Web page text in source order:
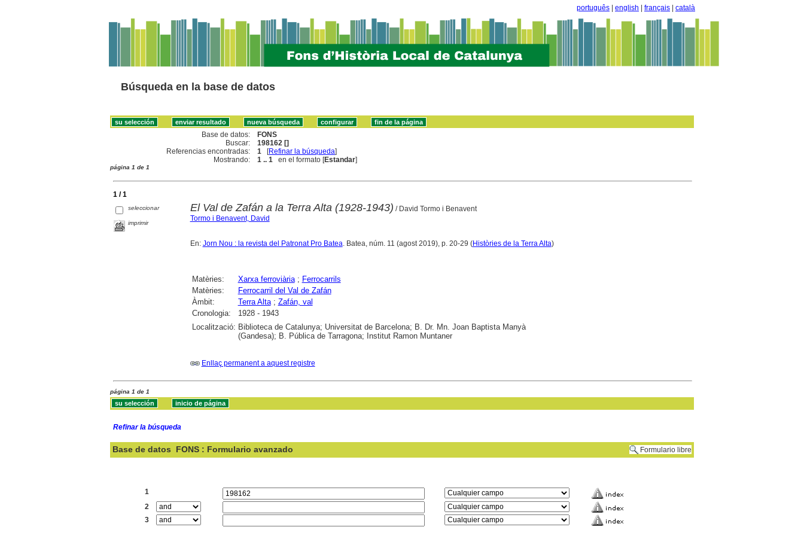
português english français català
Búsqueda en la base de datos
Base de datos:
FONS
Buscar:
198162 []
Referencias encontradas:
1 [Refinar la búsqueda]
Mostrando:
1 .. 1 en el formato [Estandar]
página 1 de 1
1 / 1
seleccionar
imprimir
El Val de Zafán a la Terra Alta (1928-1943) / David Tormo i Benavent
Tormo i Benavent, David
En: Jorn Nou : la revista del Patronat Pro Batea. Batea, núm. 11 (agost 2019), p. 20-29 (Històries de la Terra Alta)
Matèries: Xarxa ferroviària; Ferrocarrils
Matèries:
Ferrocarril del Val de Zafán
Àmbit:
Terra Alta; Zafán, val
Cronologia:
1928 - 1943
Localització: Biblioteca de Catalunya; Universitat de Barcelona; B. Dr. Mn. Joan Baptista Manyà
(Gandesa); B. Pública de Tarragona; Institut Ramon Muntaner
Enllaç permanent a aquest registre
página 1 de 1
Refinar la búsqueda
Base de datos FONS : Formulario avanzado Formulario libre
1
2
3